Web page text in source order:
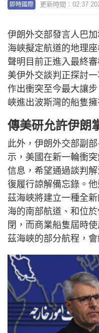
即時國際 更新時間：02:37
伊朗外交部發言人巴
海峽擬定航道的地理
聲明目前正進入最終
美伊外交談判正探討
作出衝突至今最大讓
峽進出波斯灣的船隻
傳美研允許伊朗
此外，伊朗外交部副
示，美國在新一輪衝
信息，希望通過談判
復履行諒解備忘錄。
茲海峽將建立一種全
海的南部航道、和位
閉，而商業船隻屆時
茲海峽的部分航程，會